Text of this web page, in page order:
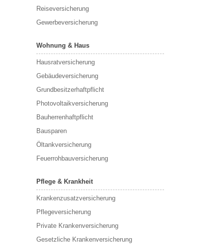
Reiseversicherung
Gewerbeversicherung
Wohnung & Haus
Hausratversicherung
Gebäudeversicherung
Grundbesitzerhaftpflicht
Photovoltaikversicherung
Bauherrenhaftpflicht
Bausparen
Öltankversicherung
Feuerrohbauversicherung
Pflege & Krankheit
Krankenzusatzversicherung
Pflegeversicherung
Private Krankenversicherung
Gesetzliche Krankenversicherung